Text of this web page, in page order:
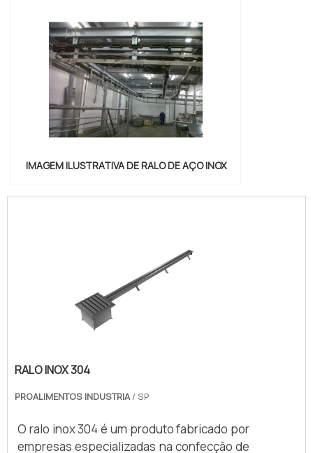
IMAGEM ILUSTRATIVA DE RALO DE AÇO INOX
RALO INOX 304
PROALIMENTOS INDUSTRIA/ SP
O ralo inox 304 é um produto fabricado por
empresas especializadas na confecção de